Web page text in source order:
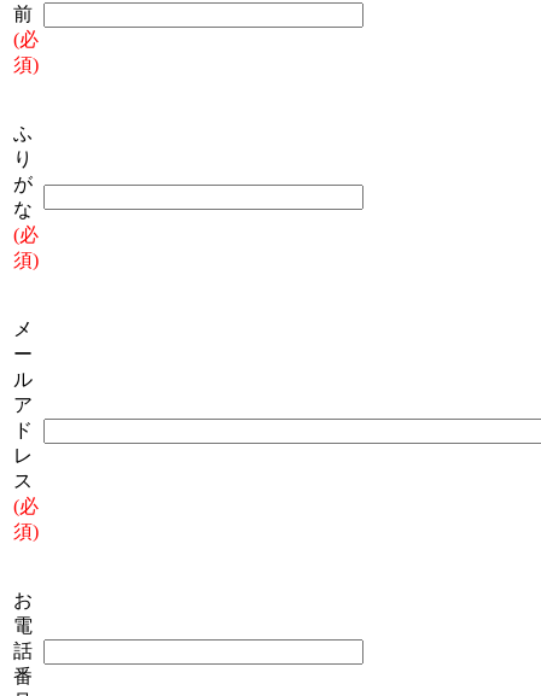
前
(必
須)
ふ
り
が
な
(必
須)
メ
ー
ル
ア
ド
レ
ス
(必
須)
お
電
話
番